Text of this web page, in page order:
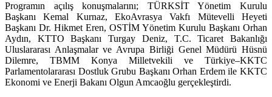
Programın açılış konuşmalarını; TÜRKSİT Yönetim Kurulu
Başkanı Kemal Kurnaz, EkoAvrasya Vakfı Mütevelli Heyeti
Başkanı Dr. Hikmet Eren, OSTİM Yönetim Kurulu Başkanı Orhan
Aydın, KTTO Başkanı Turgay Deniz, T.C. Ticaret Bakanlığı
Uluslararası Anlaşmalar ve Avrupa Birliği Genel Müdürü Hüsnü
Dilemre, TBMM Konya Milletvekili ve Türkiye–KKTC
Parlamentolararası Dostluk Grubu Başkanı Orhan Erdem ile KKTC
Ekonomi ve Enerji Bakanı Olgun Amcaoğlu gerçekleştirdi.